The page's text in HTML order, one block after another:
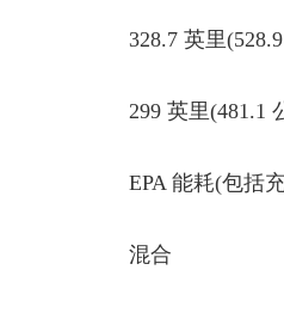
328.7 英里
299 英里(481.1
EPA 能耗(包括
混合